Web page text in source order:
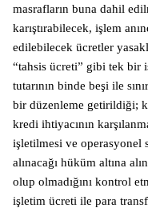
masrafların buna dahil
karıştırabilecek, işlem
edilebilecek ücretler
“tahsis ücreti” gibi tek bir
tutarının binde beşi ile
bir düzenleme getirildiği;
kredi ihtiyacının
işletilmesi ve operasyonel
alınacağı hüküm altına
olup olmadığını kontrol
işletim ücreti ile para